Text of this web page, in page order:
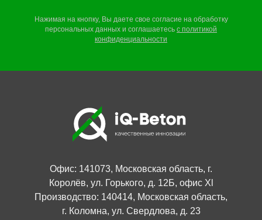
Нажимая на кнопку, Вы даете свое согласие на обработку
персональных данных и соглашаетесь c политикой
конфиденциальности
Офис: 141073, Московская область, г.
Королёв, ул. Горького, д. 12Б, офис Xl
Производство: 140414, Московская область,
г. Коломна, ул. Свердлова, д. 23